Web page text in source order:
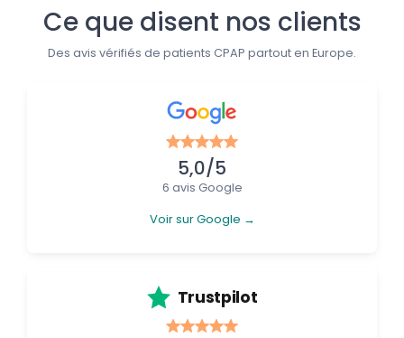
Ce que disent nos clients
Des avis vérifiés de patients CPAP partout en Europe.
5,0/5
6 avis Google
Voir sur Google →
Trustpilot